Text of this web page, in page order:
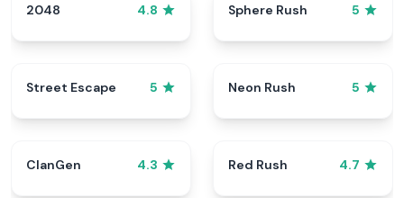
2048 4.8 Sphere Rush 5
Street Escape 5 Neon Rush 5
ClanGen 4.3 Red Rush 4.7